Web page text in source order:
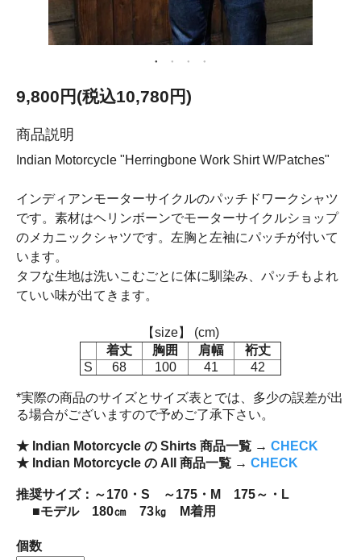
9,800円(税込10,780円)
商品説明
Indian Motorcycle "Herringbone Work Shirt W/Patches"
インディアンモーターサイクルのパッチドワークシャツ
です。素材はヘリンボーンでモーターサイクルショップ
のメカニックシャツです。左胸と左袖にパッチが付いて
います。
タフな生地は洗いこむごとに体に馴染み、パッチもよれ
ていい味が出てきます。
【size】 (cm)
着丈
胸囲 肩幅
裄丈
S
68 100 41 42
*実際の商品のサイズとサイズ表とでは、多少の誤差が出
る場合がございますので予めご了承下さい。
★ Indian Motorcycle の Shirts 商品一覧 → CHECK
★ Indian Motorcycle の All 商品一覧 → CHECK
推奨サイズ：～170・S ～175・M 175～・L
■モデル 180㎝ 73㎏ M着用
個数